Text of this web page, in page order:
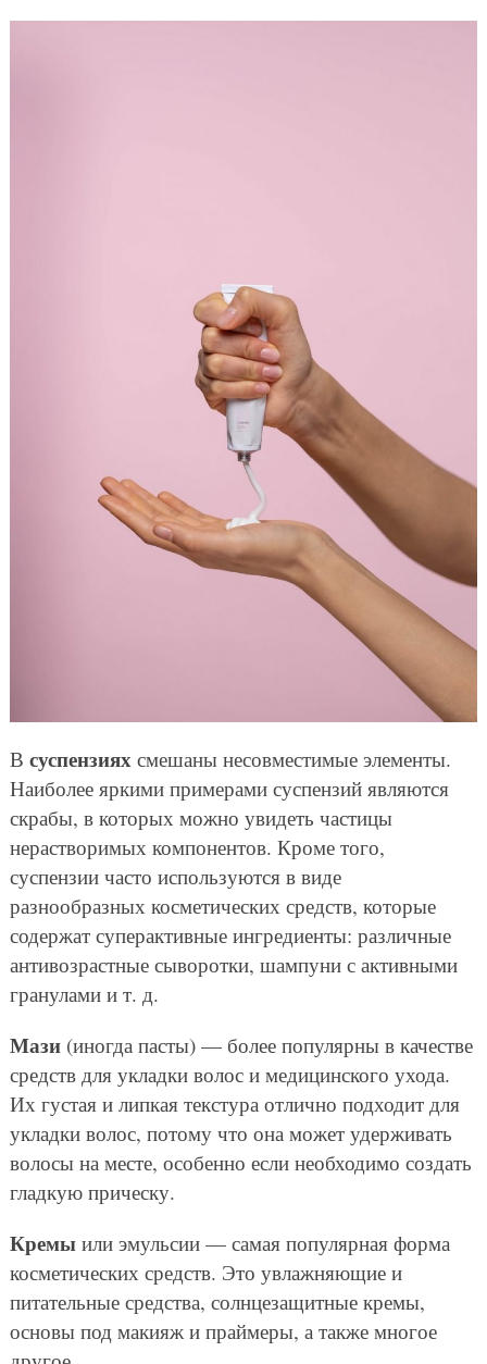
В суспензияхсмешаны несовместимые элементы.
Наиболее яркими примерами суспензий являются
скрабы, в которых можно увидеть частицы
нерастворимых компонентов. Кроме того,
суспензии часто используются в виде
разнообразных косметических средств, которые
содержат суперактивные ингредиенты: различные
антивозрастные сыворотки, шампуни с активными
гранулами и т. д.
Мази(иногда пасты) — более популярны в качестве
средств для укладки волос и медицинского ухода.
Их густая и липкая текстура отлично подходит для
укладки волос, потому что она может удерживать
волосы на месте, особенно если необходимо создать
гладкую прическу.
Кремыили эмульсии — самая популярная форма
косметических средств. Это увлажняющие и
питательные средства, солнцезащитные кремы,
основы под макияж и праймеры, а также многое